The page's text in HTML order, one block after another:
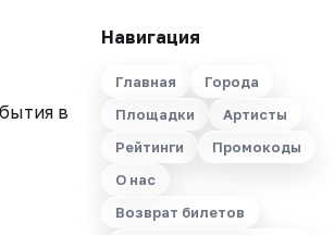
в
Навигация
Главная
Города
Площадки
Артисты
Рейтинги
Промокоды
О нас
Возврат билетов